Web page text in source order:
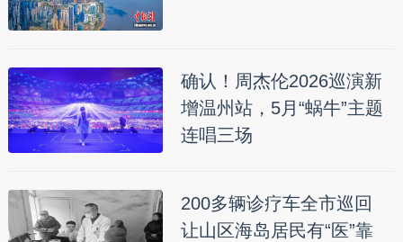
确认！周杰伦2026巡演新
增温州站，5月“蜗牛”主题
连唱三场
200多辆诊疗车全市巡回
让山区海岛居民有“医”靠